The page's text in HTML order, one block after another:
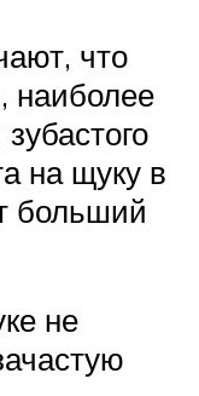
что
наиболее
на щуку в
больший
не